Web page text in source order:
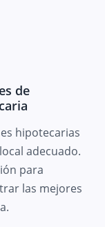
de
hipotecarias
adecuado.
para
las mejores